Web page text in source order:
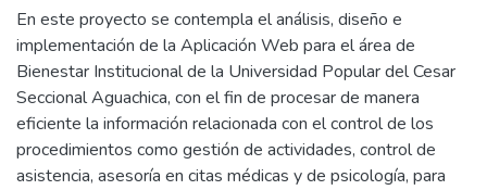
En este proyecto se contempla el análisis, diseño e
implementación de la Aplicación Web para el área de
Bienestar Institucional de la Universidad Popular del Cesar
Seccional Aguachica, con el fin de procesar de manera
eficiente la información relacionada con el control de los
procedimientos como gestión de actividades, control de
asistencia, asesoría en citas médicas y de psicología, para